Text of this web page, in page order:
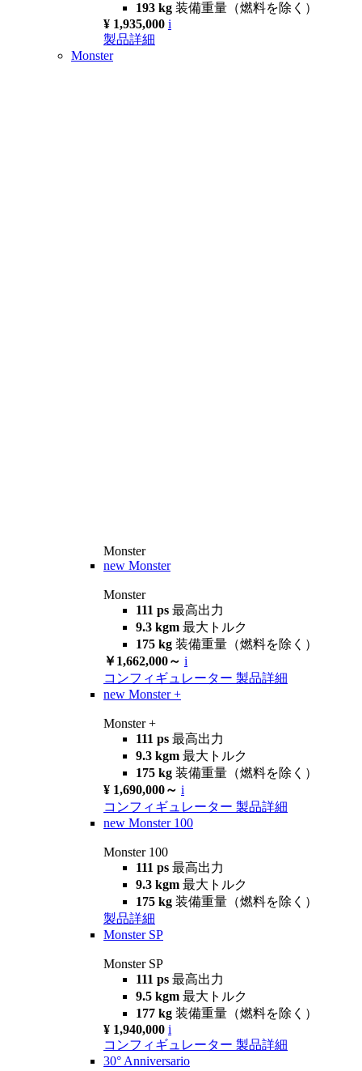
193 kg 装備重量（燃料を除く）
¥ 1,935,000 i
製品詳細
Monster
Monster
new Monster
Monster
111 ps 最高出力
9.3 kgm 最大トルク
175 kg 装備重量（燃料を除く）
￥1,662,000～ i
コンフィギュレーター 製品詳細
new Monster +
Monster +
111 ps 最高出力
9.3 kgm 最大トルク
175 kg 装備重量（燃料を除く）
¥ 1,690,000～ i
コンフィギュレーター 製品詳細
new Monster 100
Monster 100
111 ps 最高出力
9.3 kgm 最大トルク
175 kg 装備重量（燃料を除く）
製品詳細
Monster SP
Monster SP
111 ps 最高出力
9.5 kgm 最大トルク
177 kg 装備重量（燃料を除く）
¥ 1,940,000 i
コンフィギュレーター 製品詳細
30° Anniversario